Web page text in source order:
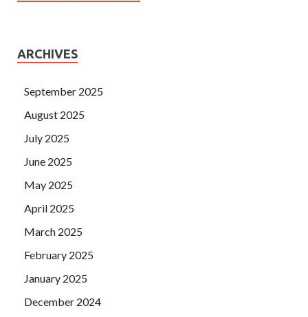
ARCHIVES
September 2025
August 2025
July 2025
June 2025
May 2025
April 2025
March 2025
February 2025
January 2025
December 2024